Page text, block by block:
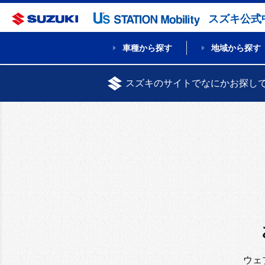
スズキ公式
車種から探す 地域から探す
スズキのサイトでなにかお探し
ウェ